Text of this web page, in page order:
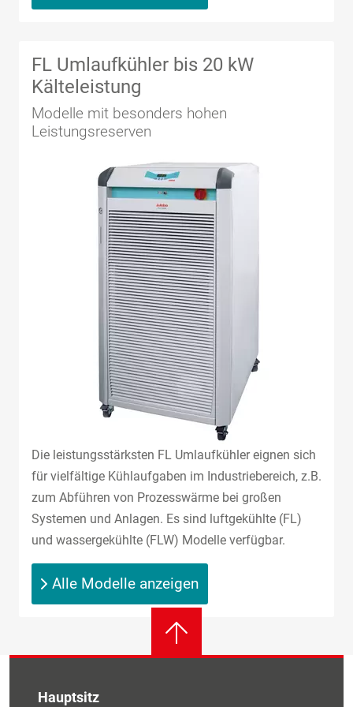
FL Umlaufkühler bis 20 kW
Kälteleistung
Modelle mit besonders hohen
Leistungsreserven
Die leistungsstärksten FL Umlaufkühler eignen sich
für vielfältige Kühlaufgaben im Industriebereich, z.B.
zum Abführen von Prozesswärme bei großen
Systemen und Anlagen. Es sind luftgekühlte (FL)
und wassergekühlte (FLW) Modelle verfügbar.
Alle Modelle anzeigen
Hauptsitz